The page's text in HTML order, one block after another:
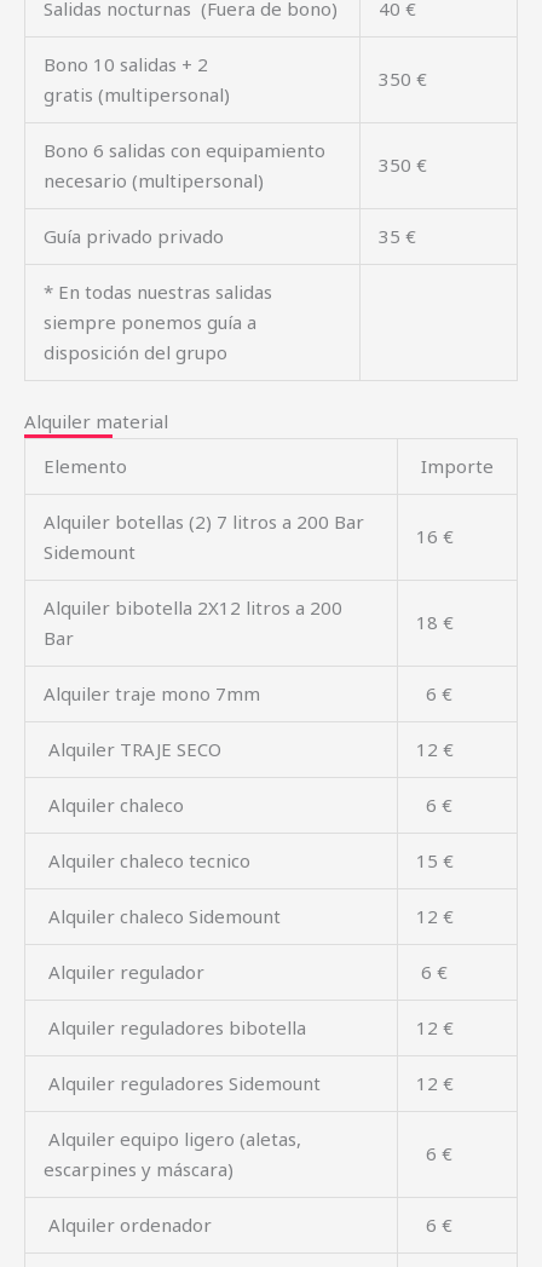
Salidas nocturnas (Fuera de bono) 40 €
Bono 10 salidas + 2
gratis (multipersonal)
350 €
Bono 6 salidas con equipamiento
necesario (multipersonal)
350 €
Guía privado privado 35 €
* En todas nuestras salidas
siempre ponemos guía a
disposición del grupo
Alquiler material
Elemento
Importe
Alquiler botellas (2) 7 litros a 200 Bar
Sidemount
16 €
Alquiler bibotella 2X12 litros a 200
Bar
18 €
Alquiler traje mono 7mm 6 €
Alquiler TRAJE SECO 12 €
Alquiler chaleco 6 €
Alquiler chaleco tecnico 15 €
Alquiler chaleco Sidemount 12 €
Alquiler regulador 6 €
Alquiler reguladores bibotella 12 €
Alquiler reguladores Sidemount 12 €
Alquiler equipo ligero (aletas,
escarpines y máscara)
6 €
Alquiler ordenador 6 €